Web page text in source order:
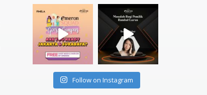
Follow on Instagram